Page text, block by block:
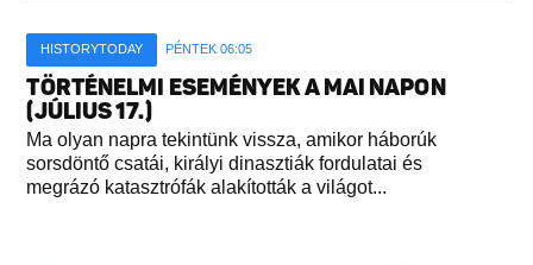
HISTORYTODAY PÉNTEK 06:05
TÖRTÉNELMI ESEMÉNYEK A MAI NAPON
(JÚLIUS 17.)
Ma olyan napra tekintünk vissza, amikor háborúk
sorsdöntő csatái, királyi dinasztiák fordulatai és
megrázó katasztrófák alakították a világot...